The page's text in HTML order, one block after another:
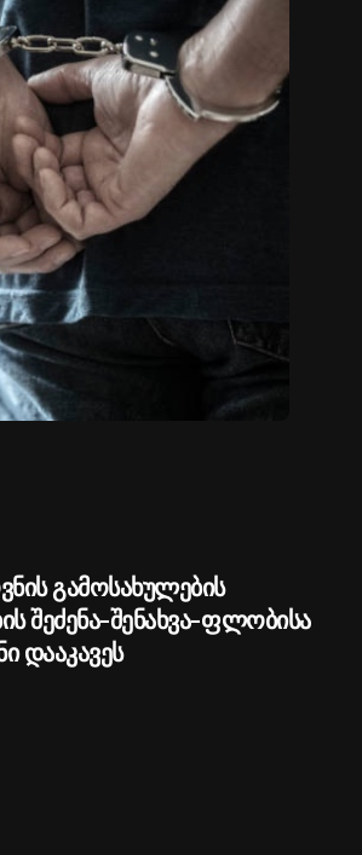
გამოსახულების
შეძენა-შენახვა-ფლობისა
დააკავეს